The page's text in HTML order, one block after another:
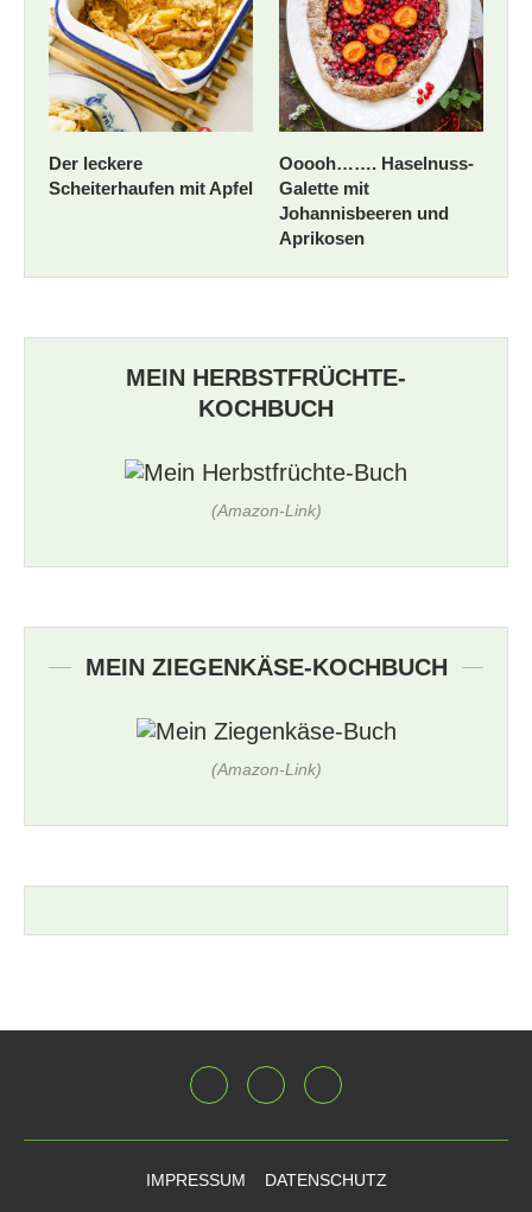
Der leckere
Scheiterhaufen mit Apfel
Ooooh……. Haselnuss-
Galette mit
Johannisbeeren und
Aprikosen
MEIN HERBSTFRÜCHTE-
KOCHBUCH
(Amazon-Link)
MEIN ZIEGENKÄSE-KOCHBUCH
(Amazon-Link)
IMPRESSUM DATENSCHUTZ